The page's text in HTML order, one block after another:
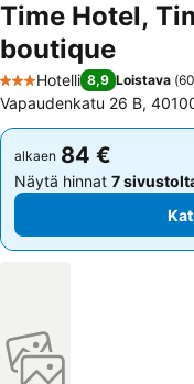
Time Hotel,
boutique
3 Tähtiluokitus
Hotelli 8,9 Loistava (
Vapaudenkatu 26 B,
alkaen 84 €
Näytä hinnat 7
alkaen 84 €
Näytä hinnat 7